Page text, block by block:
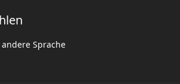
Sprache